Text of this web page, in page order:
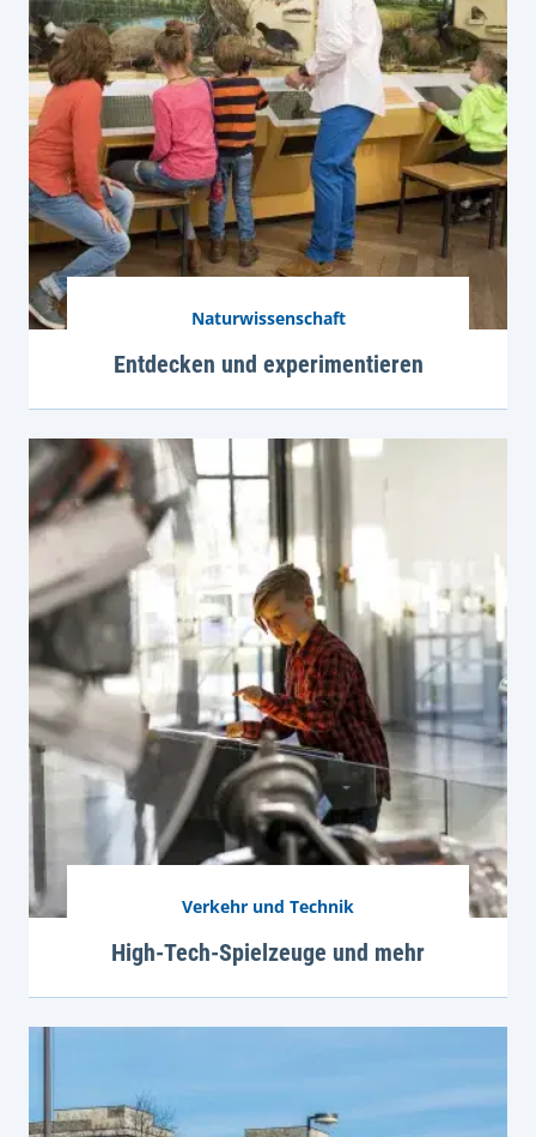
Naturwissenschaft
Entdecken und experimentieren
Verkehr und Technik
High-Tech-Spielzeuge und mehr